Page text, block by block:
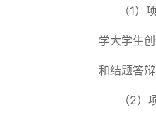
（1）
学大学生
和结题答辩
（2